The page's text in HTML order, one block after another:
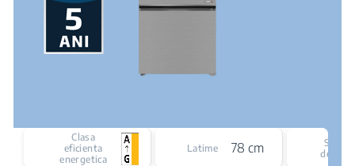
Clasa
eficienta
energetica
Latime 78 cm
Sistem
de